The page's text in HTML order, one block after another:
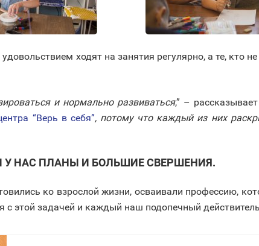
ходят на занятия регулярно, а те, кто
и нормально развиваться,” –
“Верь в себя”, потому что каждый из них
НАС ПЛАНЫ И БОЛЬШИЕ СВЕРШЕНИЯ.
ко взрослой жизни, осваивали профессию,
этой задачей и каждый наш подопечный